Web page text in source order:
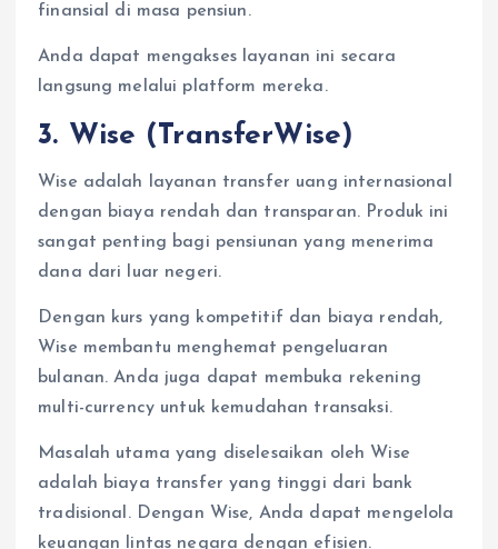
finansial di masa pensiun.
Anda dapat mengakses layanan ini secara
langsung melalui platform mereka.
3. Wise (TransferWise)
Wise adalah layanan transfer uang internasional
dengan biaya rendah dan transparan. Produk ini
sangat penting bagi pensiunan yang menerima
dana dari luar negeri.
Dengan kurs yang kompetitif dan biaya rendah,
Wise membantu menghemat pengeluaran
bulanan. Anda juga dapat membuka rekening
multi-currency untuk kemudahan transaksi.
Masalah utama yang diselesaikan oleh Wise
adalah biaya transfer yang tinggi dari bank
tradisional. Dengan Wise, Anda dapat mengelola
keuangan lintas negara dengan efisien.